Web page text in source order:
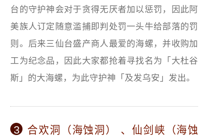
台的守护神会对于贪得无厌者加以惩罚，因此阿
美族人订定随意滥捕即判处罚一头牛给部落的罚
则。后来三仙台盛产商人最爱的海螺，并收购加
工为纪念品，因此大家都抢着寻找名为「大杜谷
斯」的大海螺，为此守护神「及发乌安」发出。
3
合欢洞（海蚀洞） 、仙剑峡（海蚀